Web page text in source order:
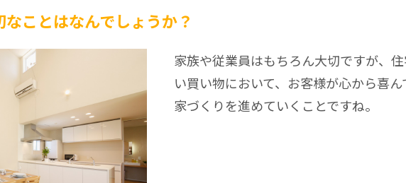
ことはなんでしょうか？
家族や従業員はもちろん大切ですが、
い買い物において、お客様が心から喜ん
家づくりを進めていくことですね。